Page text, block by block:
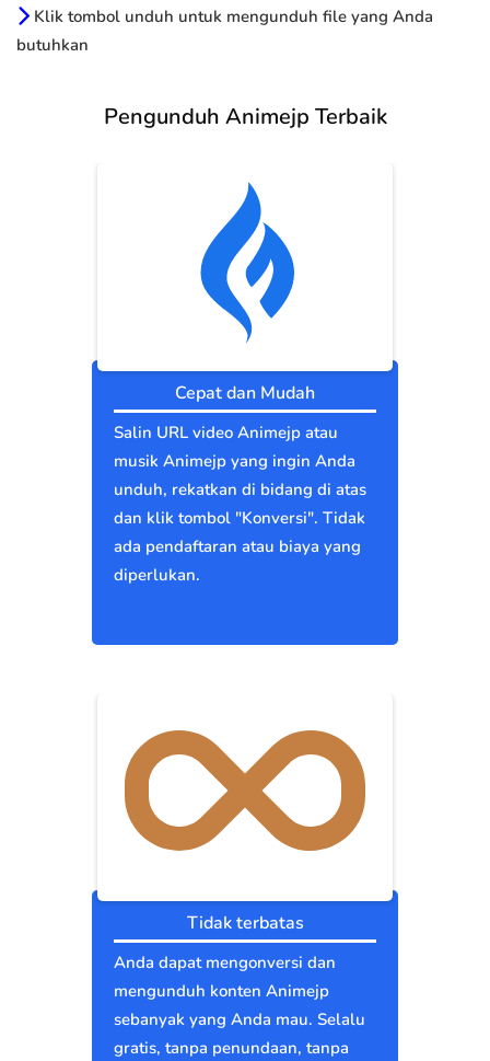
Klik tombol unduh untuk mengunduh file yang Anda
butuhkan
Pengunduh Animejp Terbaik
Cepat dan Mudah
Salin URL video Animejp atau
musik Animejp yang ingin Anda
unduh, rekatkan di bidang di atas
dan klik tombol "Konversi". Tidak
ada pendaftaran atau biaya yang
diperlukan.
Tidak terbatas
Anda dapat mengonversi dan
mengunduh konten Animejp
sebanyak yang Anda mau. Selalu
gratis, tanpa penundaan, tanpa